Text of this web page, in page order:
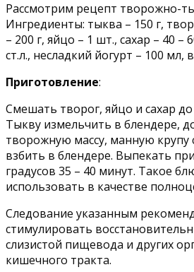
Рассмотрим рецепт творожно-
Ингредиенты: тыква – 150 г,
– 200 г, яйцо – 1 шт., сахар – 40 –
ст.л., несладкий йогурт – 100 мл,
Приготовление:
Смешать творог, яйцо и сахар
Тыкву измельчить в блендере,
творожную массу, манную крупу
взбить в блендере. Выпекать
градусов 35 – 40 минут. Такое
использовать в качестве
Следование указанным
стимулировать
слизистой пищевода и других
кишечного тракта.